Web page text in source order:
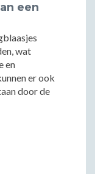
een
wat
en
er ook
door de